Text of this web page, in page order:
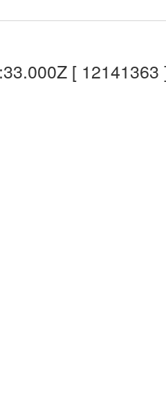
[ 12141363